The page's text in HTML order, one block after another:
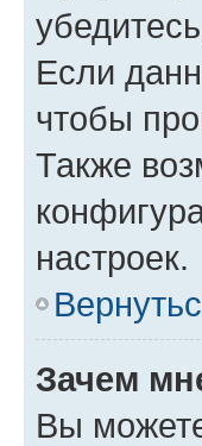
Если
чтобы
Также
настроек.
Зачем
Вы